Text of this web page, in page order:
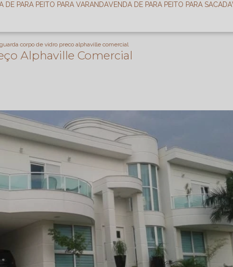
DE PARA PEITO PARA VARANDA VENDA DE PARA PEITO PARA SACADA
guarda corpo de vidro preco alphaville comercial
Alphaville Comercial